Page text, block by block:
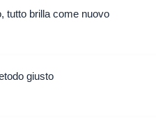
tutto brilla come nuovo
giusto